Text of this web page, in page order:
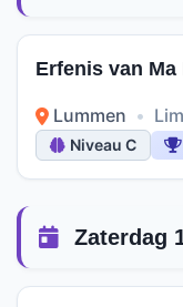
Erfenis van
Lummen •
Niveau C
Zaterdag